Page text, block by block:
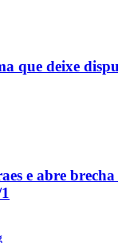
que deixe
e abre